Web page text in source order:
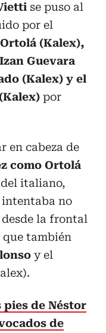
se puso al
por el
(Kalex),
Guevara
(Kalex) y el
por
en cabeza de
como Ortolá
italiano,
intentaba no
la frontal
que también
y el
pies de Néstor
de